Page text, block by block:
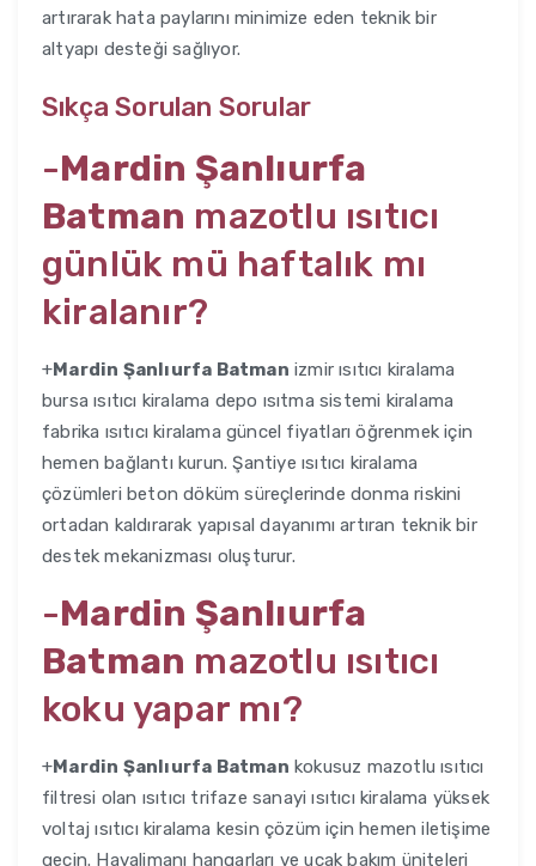
artırarak hata paylarını minimize eden teknik bir
altyapı desteği sağlıyor.
Sıkça Sorulan Sorular
-Mardin Şanlıurfa
Batman mazotlu ısıtıcı
günlük mü haftalık mı
kiralanır?
+Mardin Şanlıurfa Batman izmir ısıtıcı kiralama
bursa ısıtıcı kiralama depo ısıtma sistemi kiralama
fabrika ısıtıcı kiralama güncel fiyatları öğrenmek için
hemen bağlantı kurun. Şantiye ısıtıcı kiralama
çözümleri beton döküm süreçlerinde donma riskini
ortadan kaldırarak yapısal dayanımı artıran teknik bir
destek mekanizması oluşturur.
-Mardin Şanlıurfa
Batman mazotlu ısıtıcı
koku yapar mı?
+Mardin Şanlıurfa Batman kokusuz mazotlu ısıtıcı
filtresi olan ısıtıcı trifaze sanayi ısıtıcı kiralama yüksek
voltaj ısıtıcı kiralama kesin çözüm için hemen iletişime
geçin. Havalimanı hangarları ve uçak bakım üniteleri